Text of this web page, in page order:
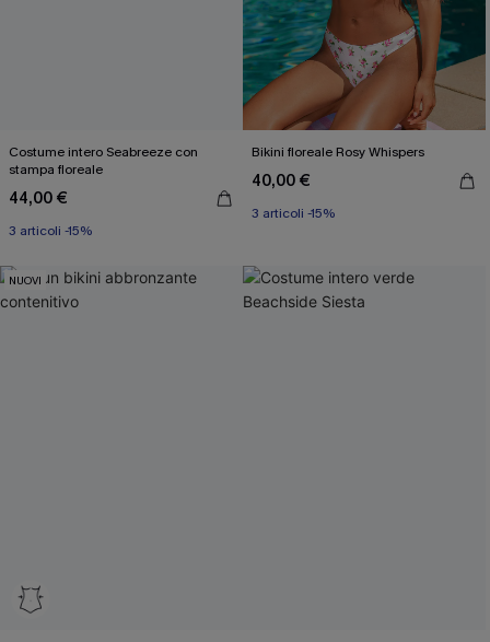
Costume intero Seabreeze con
stampa floreale
44,00 €
3 articoli -15%
Bikini floreale Rosy Whispers
40,00 €
3 articoli -15%
NUOVI